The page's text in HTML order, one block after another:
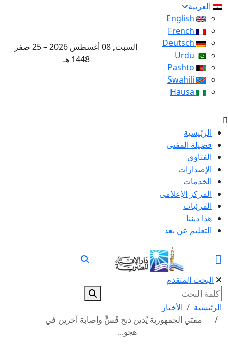
العربية
السبت, 08 أغسطس 2026 – 25 صفر
1448 هـ
الرئيسية
فضيلة المفتى
الفتاوى
الإصدارات
الخدمات
المركز الإعلامى
المرئيات
هذا ديننا
التعليم عن بعد
البحث المتقدم
الرئيسية
الأخبار
مفتي الجمهورية يُدين ذبح قَسٍّ وإصابة آخرين في
هجو...